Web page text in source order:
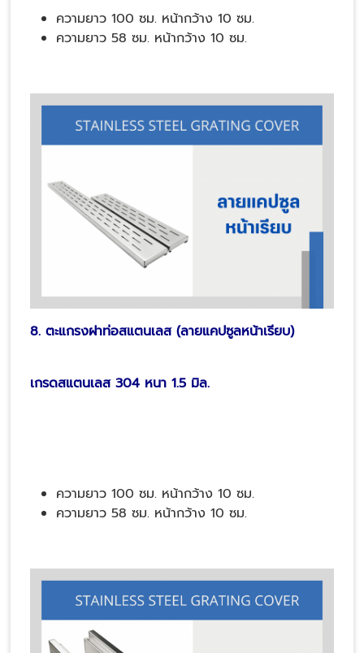
ความยาว 100 ซม. หน้ากว้าง 10 ซม.
ความยาว 58 ซม. หน้ากว้าง 10 ซม.
8. ตะแกรงฝาท่อสแตนเลส (ลายแคปซูลหน้าเรียบ)
เกรดสแตนเลส 304 หนา 1.5 มิล.
ความยาว 100 ซม. หน้ากว้าง 10 ซม.
ความยาว 58 ซม. หน้ากว้าง 10 ซม.